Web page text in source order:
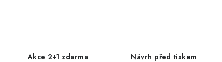
Akce 2+1 zdarma Návrh před tiskem